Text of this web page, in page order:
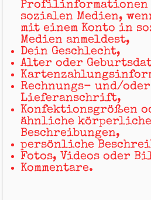
sozialen Medien,
mit einem Konto in
Medien anmeldest,
Dein Geschlecht,
Alter oder
Rechnungs- und/oder
Lieferanschrift,
Konfektionsgrößen
ähnliche körperliche
Beschreibungen,
persönliche
Fotos, Videos oder
Kommentare.